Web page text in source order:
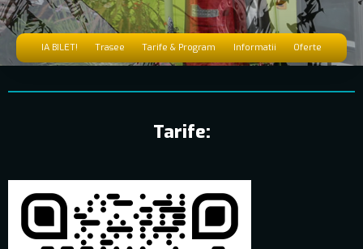
IA BILET! Trasee Tarife & Program Informatii Oferte
Tarife: